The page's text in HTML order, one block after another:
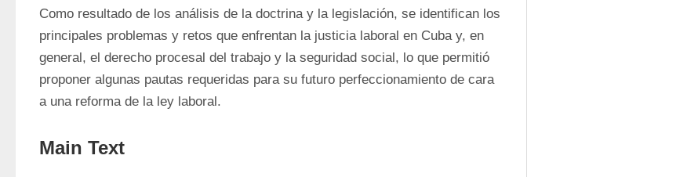
Como resultado de los análisis de la doctrina y la legislación, se identifican los
principales problemas y retos que enfrentan la justicia laboral en Cuba y, en
general, el derecho procesal del trabajo y la seguridad social, lo que permitió
proponer algunas pautas requeridas para su futuro perfeccionamiento de cara
a una reforma de la ley laboral.
Main Text